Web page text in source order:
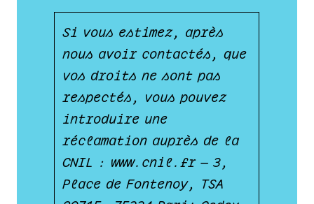
Si vous estimez, après
nous avoir contactés, que
vos droits ne sont pas
respectés, vous pouvez
introduire une
réclamation auprès de la
CNIL : www.cnil.fr — 3,
Place de Fontenoy, TSA